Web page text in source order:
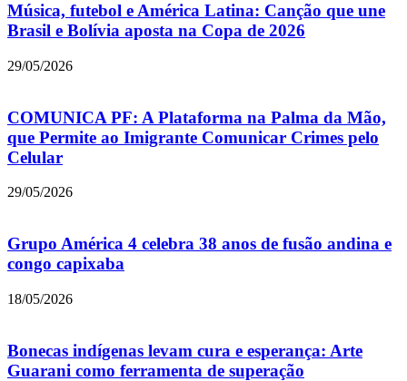
Música, futebol e América Latina: Canção que une
Brasil e Bolívia aposta na Copa de 2026
29/05/2026
COMUNICA PF: A Plataforma na Palma da Mão,
que Permite ao Imigrante Comunicar Crimes pelo
Celular
29/05/2026
Grupo América 4 celebra 38 anos de fusão andina e
congo capixaba
18/05/2026
Bonecas indígenas levam cura e esperança: Arte
Guarani como ferramenta de superação